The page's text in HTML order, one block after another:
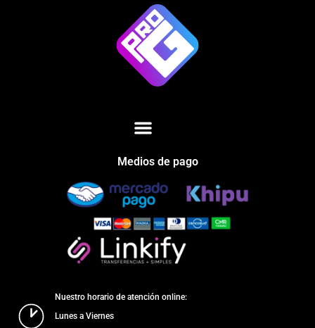
Medios de pago
Nuestro horario de atención online:
Lunes a Viernes